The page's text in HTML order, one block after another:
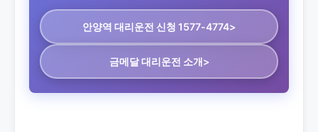
안양역 대리운전 신청 1577-4774>
금메달 대리운전 소개>